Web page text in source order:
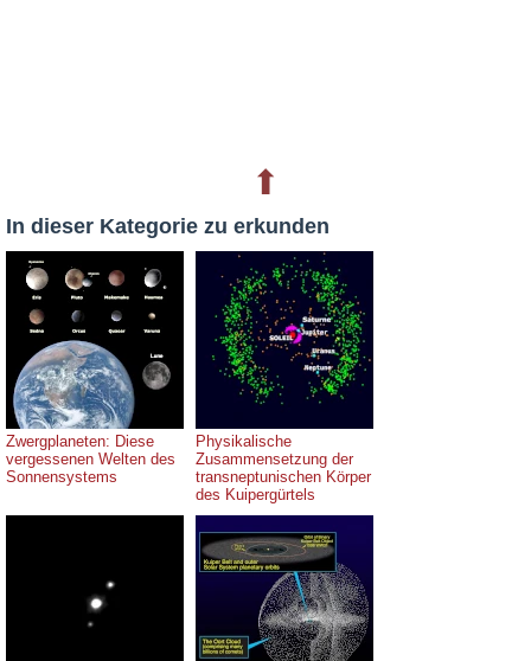
⬆
In dieser Kategorie zu erkunden
Zwergplaneten: Diese
vergessenen Welten des
Sonnensystems
Physikalische
Zusammensetzung der
transneptunischen Körper
des Kuipergürtels